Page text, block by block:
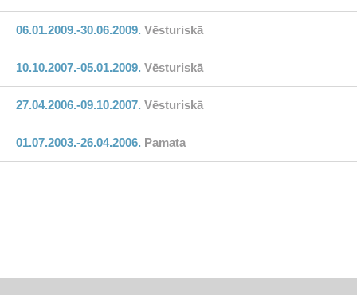
06.01.2009.-30.06.2009. Vēsturiskā
10.10.2007.-05.01.2009. Vēsturiskā
27.04.2006.-09.10.2007. Vēsturiskā
01.07.2003.-26.04.2006. Pamata